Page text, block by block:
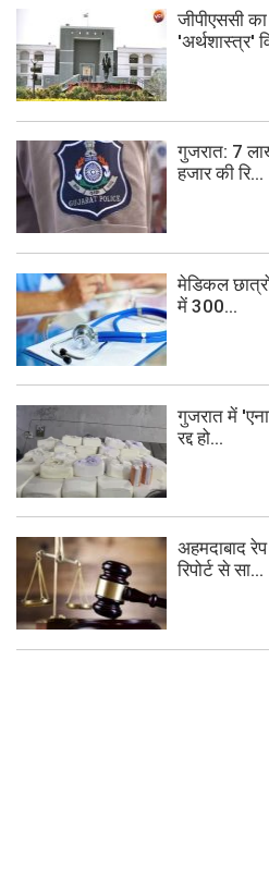
जीपीएससी
'अर्थशास्त्र'
गुजरात: 7
हजार की रि...
मेडिकल
में 300...
गुजरात में
रद्द हो...
अहमदाबाद
रिपोर्ट से सा...